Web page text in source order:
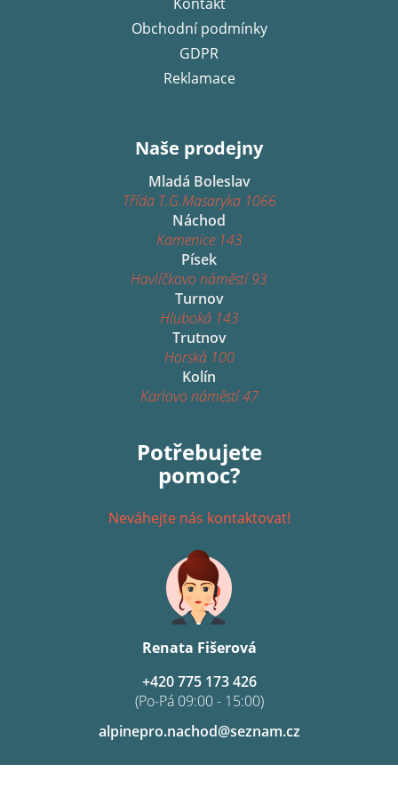
Obchodní podmínky
GDPR
Reklamace
Naše prodejny
Mladá Boleslav
Třída T.G.Masaryka 1066
Náchod
Kamenice 143
Písek
Havlíčkovo náměstí 93
Turnov
Hluboká 143
Trutnov
Horská 100
Kolín
Karlovo náměstí 47
Potřebujete
pomoc?
Neváhejte nás kontaktovat!
Renata Fišerová
alpinepro.nachod@seznam.cz
+420 775 173 426
(Po-Pá 09:00 - 15:00)